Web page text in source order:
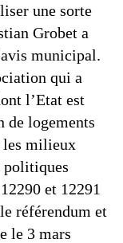
une sorte
Grobet a
municipal.
qui a
l’Etat est
de logements
les milieux
politiques
et 12291
référendum et
le 3 mars